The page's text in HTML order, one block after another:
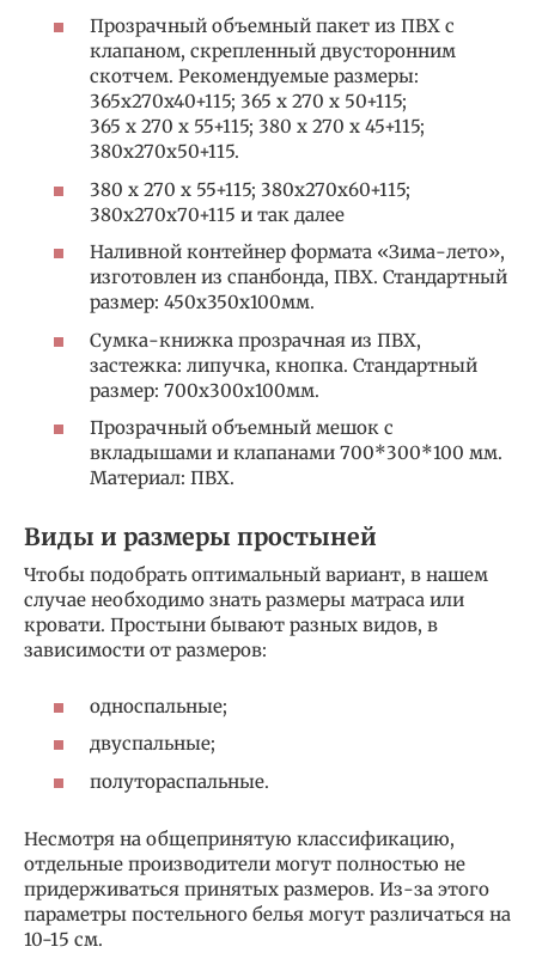
Прозрачный объемный пакет из ПВХ с
клапаном, скрепленный двусторонним
скотчем. Рекомендуемые размеры:
365x270x40+115; 365 x 270 x 50+115;
365 x 270 x 55+115; 380 x 270 x 45+115;
380x270x50+115.
380 x 270 x 55+115; 380x270x60+115;
380x270x70+115 и так далее
Наливной контейнер формата «Зима-лето»,
изготовлен из спанбонда, ПВХ. Стандартный
размер: 450х350х100мм.
Сумка-книжка прозрачная из ПВХ,
застежка: липучка, кнопка. Стандартный
размер: 700х300х100мм.
Прозрачный объемный мешок с
вкладышами и клапанами 700*300*100 мм.
Материал: ПВХ.
Виды и размеры простыней
Чтобы подобрать оптимальный вариант, в нашем
случае необходимо знать размеры матраса или
кровати. Простыни бывают разных видов, в
зависимости от размеров:
односпальные;
двуспальные;
полутораспальные.
Несмотря на общепринятую классификацию,
отдельные производители могут полностью не
придерживаться принятых размеров. Из-за этого
параметры постельного белья могут различаться на
10-15 см.